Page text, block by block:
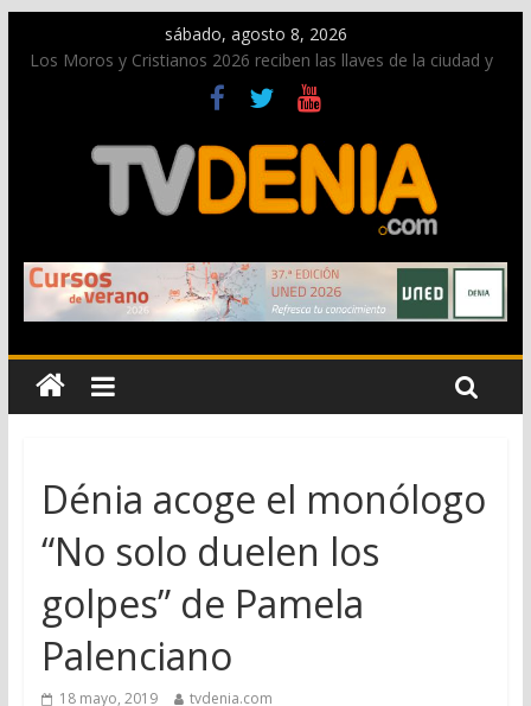
sábado, agosto 8, 2026
Los Moros y Cristianos 2026 reciben las llaves de la ciudad y
dan inicio a las fiestas en Dénia
El bando moro protagonista en la Segunda Entraeta Festera
Paco Adsuar dona al Arxiu de Dénia más de 50.000 imágenes
de la memoria visual de la ciudad
La Entraeta Festera llena de ambiente la calle Marqués de
Campo con la recepción a la Capitanía Cristiana
El XII Festival de Jazz de Dénia reunirá durante agosto a
figuras nacionales e internacionales en los Jardins de
Torrecremada
Dénia acoge el monólogo
“No solo duelen los
golpes” de Pamela
Palenciano
18 mayo, 2019 tvdenia.com